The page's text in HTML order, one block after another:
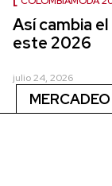
Así cambia
este 2026
julio 24, 2026
MERCADEO